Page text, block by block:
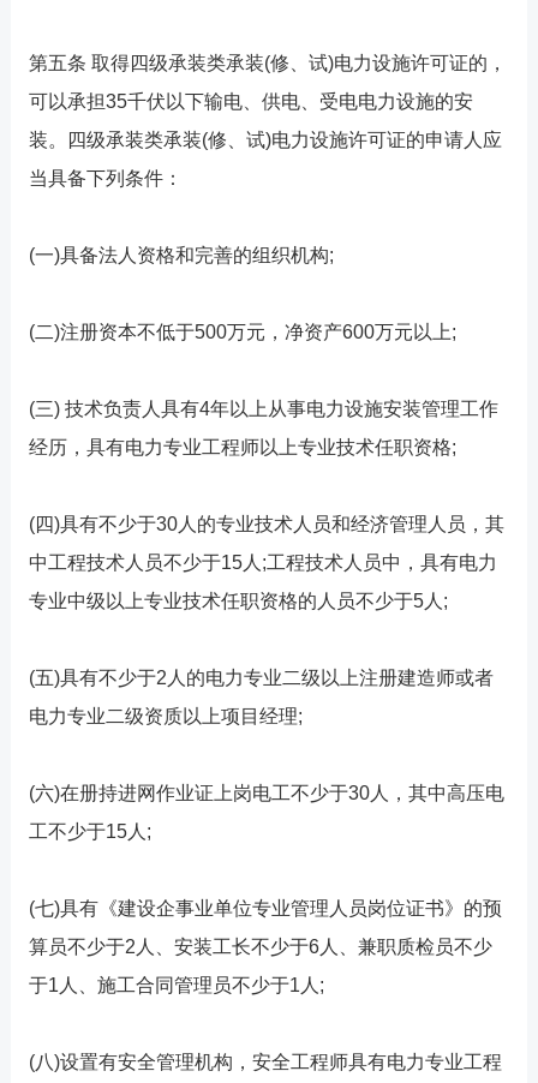
第五条 取得四级承装类承装(修、试)电力设施许可证的，
可以承担35千伏以下输电、供电、受电电力设施的安
装。四级承装类承装(修、试)电力设施许可证的申请人应
当具备下列条件：
(一)具备法人资格和完善的组织机构;
(二)注册资本不低于500万元，净资产600万元以上;
(三) 技术负责人具有4年以上从事电力设施安装管理工作
经历，具有电力专业工程师以上专业技术任职资格;
(四)具有不少于30人的专业技术人员和经济管理人员，其
中工程技术人员不少于15人;工程技术人员中，具有电力
专业中级以上专业技术任职资格的人员不少于5人;
(五)具有不少于2人的电力专业二级以上注册建造师或者
电力专业二级资质以上项目经理;
(六)在册持进网作业证上岗电工不少于30人，其中高压电
工不少于15人;
(七)具有《建设企事业单位专业管理人员岗位证书》的预
算员不少于2人、安装工长不少于6人、兼职质检员不少
于1人、施工合同管理员不少于1人;
(八)设置有安全管理机构，安全工程师具有电力专业工程